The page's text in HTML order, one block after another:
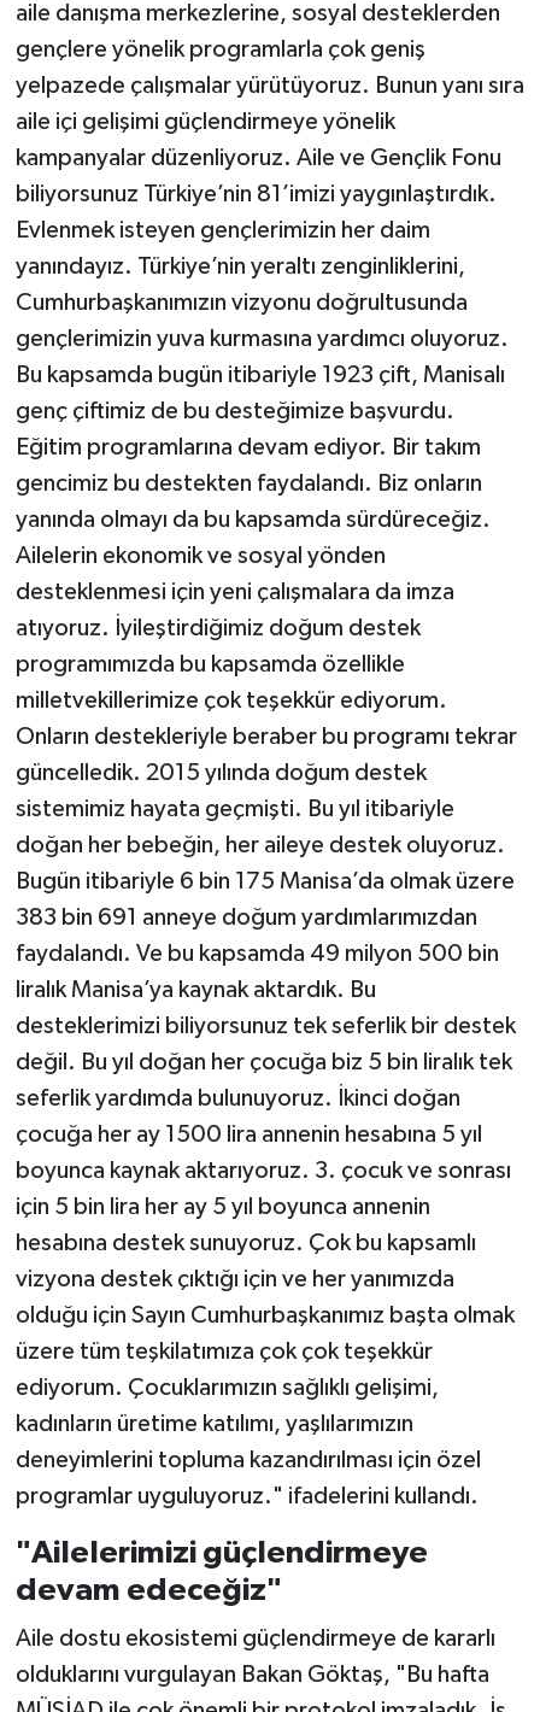
aile danışma merkezlerine, sosyal desteklerden
gençlere yönelik programlarla çok geniş
yelpazede çalışmalar yürütüyoruz. Bunun yanı sıra
aile içi gelişimi güçlendirmeye yönelik
kampanyalar düzenliyoruz. Aile ve Gençlik Fonu
biliyorsunuz Türkiye’nin 81’imizi yaygınlaştırdık.
Evlenmek isteyen gençlerimizin her daim
yanındayız. Türkiye’nin yeraltı zenginliklerini,
Cumhurbaşkanımızın vizyonu doğrultusunda
gençlerimizin yuva kurmasına yardımcı oluyoruz.
Bu kapsamda bugün itibariyle 1923 çift, Manisalı
genç çiftimiz de bu desteğimize başvurdu.
Eğitim programlarına devam ediyor. Bir takım
gencimiz bu destekten faydalandı. Biz onların
yanında olmayı da bu kapsamda sürdüreceğiz.
Ailelerin ekonomik ve sosyal yönden
desteklenmesi için yeni çalışmalara da imza
atıyoruz. İyileştirdiğimiz doğum destek
programımızda bu kapsamda özellikle
milletvekillerimize çok teşekkür ediyorum.
Onların destekleriyle beraber bu programı tekrar
güncelledik. 2015 yılında doğum destek
sistemimiz hayata geçmişti. Bu yıl itibariyle
doğan her bebeğin, her aileye destek oluyoruz.
Bugün itibariyle 6 bin 175 Manisa’da olmak üzere
383 bin 691 anneye doğum yardımlarımızdan
faydalandı. Ve bu kapsamda 49 milyon 500 bin
liralık Manisa’ya kaynak aktardık. Bu
desteklerimizi biliyorsunuz tek seferlik bir destek
değil. Bu yıl doğan her çocuğa biz 5 bin liralık tek
seferlik yardımda bulunuyoruz. İkinci doğan
çocuğa her ay 1500 lira annenin hesabına 5 yıl
boyunca kaynak aktarıyoruz. 3. çocuk ve sonrası
için 5 bin lira her ay 5 yıl boyunca annenin
hesabına destek sunuyoruz. Çok bu kapsamlı
vizyona destek çıktığı için ve her yanımızda
olduğu için Sayın Cumhurbaşkanımız başta olmak
üzere tüm teşkilatımıza çok çok teşekkür
ediyorum. Çocuklarımızın sağlıklı gelişimi,
kadınların üretime katılımı, yaşlılarımızın
deneyimlerini topluma kazandırılması için özel
programlar uyguluyoruz." ifadelerini kullandı.
"Ailelerimizi güçlendirmeye
devam edeceğiz"
Aile dostu ekosistemi güçlendirmeye de kararlı
olduklarını vurgulayan Bakan Göktaş, "Bu hafta